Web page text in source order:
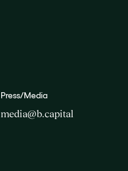
Press/Media
media@b.capital